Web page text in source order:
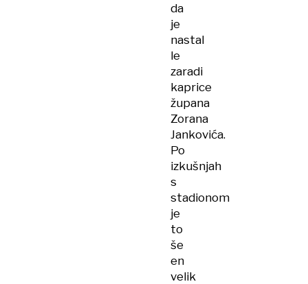
da
je
nastal
le
zaradi
kaprice
župana
Zorana
Jankovića.
Po
izkušnjah
s
stadionom
je
to
še
en
velik